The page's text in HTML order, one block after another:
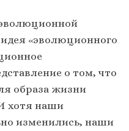
«эволюционного
о том, что
образа жизни
хотя наши
изменились, наши